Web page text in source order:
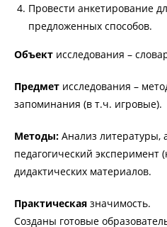
Провести анкетирование
предложенных способов.
Объект исследования –
Предмет исследования –
запоминания (в т.ч. игровые).
Методы: Анализ литературы,
педагогический эксперимент
дидактических материалов.
Практическая значимость.
Созданы готовые